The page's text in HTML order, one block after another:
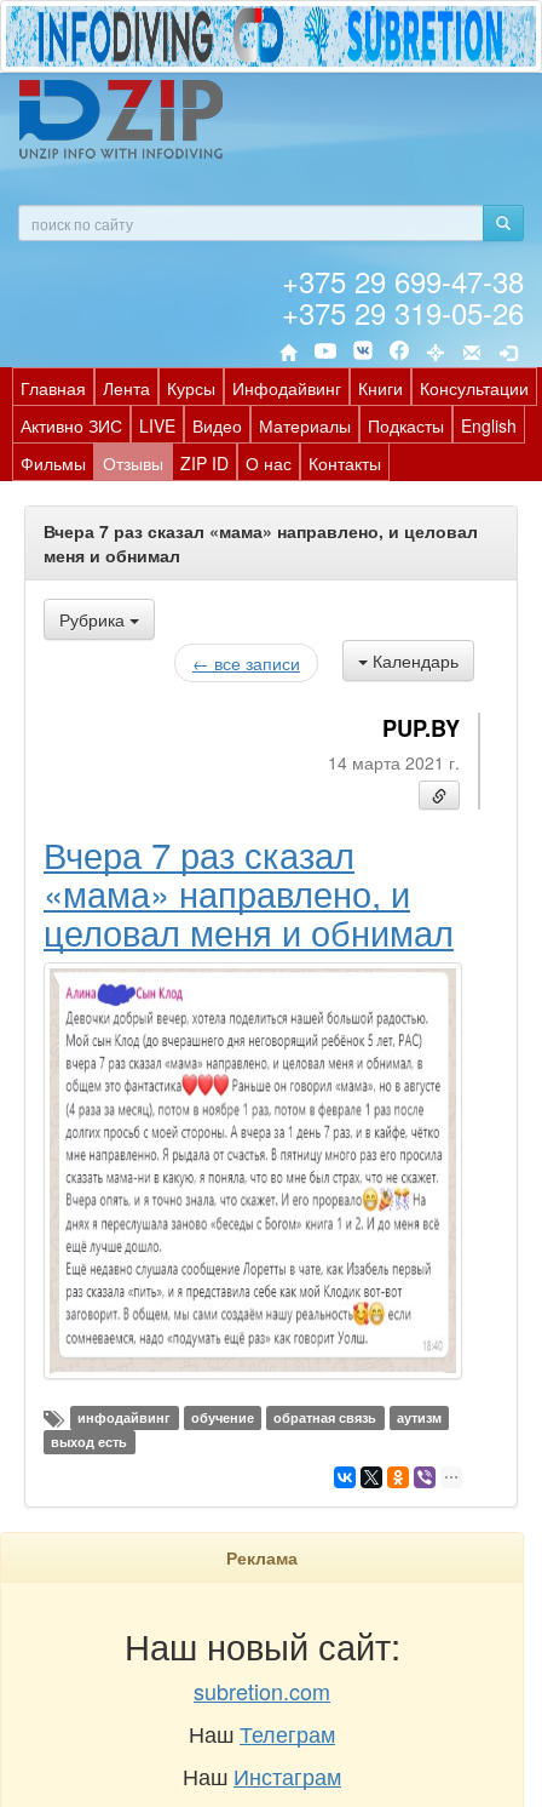
+375 29 699-47-38
+375 29 319-05-26
Главная Лента Курсы Инфодайвинг Книги
Консультации
Активно ЗИС
LIVE Видео Материалы Подкасты
English
Фильмы
Отзывы ZIP ID О нас Контакты
Вчера 7 раз сказал «мама» направлено, и целовал
меня и обнимал
Рубрика
Календарь
← все записи
PUP.BY
14 марта 2021 г.
Вчера 7 раз сказал
«мама» направлено, и
целовал меня и обнимал
инфодайвинг обучение обратная связь
аутизм
выход есть
Реклама
Наш новый сайт:
subretion.com
НашТелеграм
Наш Инстаграм